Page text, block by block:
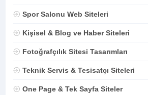
Spor Salonu Web Siteleri
Kişisel & Blog ve Haber Siteleri
Fotoğrafçılık Sitesi Tasarımları
Teknik Servis & Tesisatçı Siteleri
One Page & Tek Sayfa Siteler